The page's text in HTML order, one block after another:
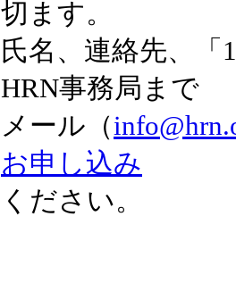
切ます。
氏名、連絡先、「
HRN事務局まで
メール（
お申し込み
ください。